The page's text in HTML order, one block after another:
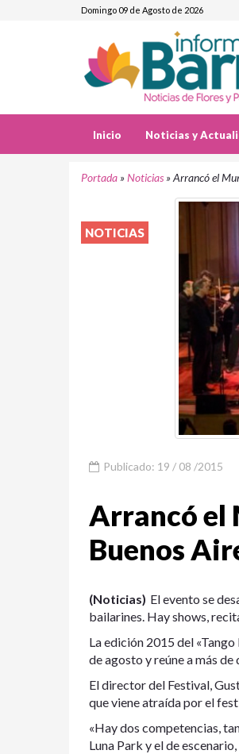
Domingo 09 de Agosto de 2026
Inicio Noticias y
Portada »Noticias »Arrancó el
NOTICIAS
Publicado: 19 / 08 /2015
Arrancó el
Buenos
(Noticias) El evento se
bailarines. Hay shows,
La edición 2015 del
de agosto y reúne a más
El director del Festival,
que viene atraída por el
«Hay dos competencias,
Luna Park y el de